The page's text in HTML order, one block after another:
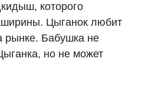
которого
Цыганок любит
рынке. Бабушка не
но не может